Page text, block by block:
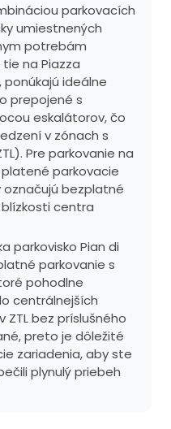
parkovacích
umiestnených
potrebám
na Piazza
ponúkajú ideálne
prepojené s
eskalátorov, čo
v zónach s
Pre parkovanie na
parkovacie
bezplatné
centra
parkovisko Pian di
parkovanie s
pohodlne
centrálnejších
ZTL bez príslušného
preto je dôležité
zariadenia, aby ste
plynulý priebeh